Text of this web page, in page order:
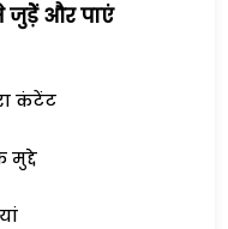
जुड़ेें और पाएं
कंटेंट